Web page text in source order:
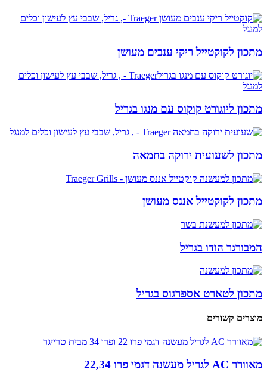
מתכון לקוקטייל ריקי ענבים מעושן
מתכון ליוגורט קוקוס עם מנגו בגריל
מתכון לשעועית ירוקה בחמאה
מתכון לקוקטייל אננס מעושן
המבורגר הודו בגריל
מתכון לטארט אספרגוס בגריל
מוצרים קשורים
מאוורר AC לגריל מעשנה דגמי פרו 22,34